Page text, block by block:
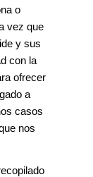
o
vez que
y sus
con la
ofrecer
a
casos
nos